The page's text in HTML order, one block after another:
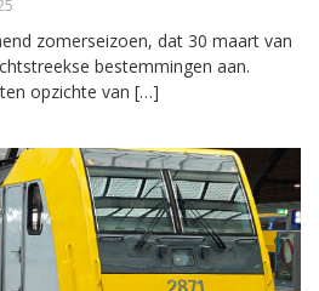
zomerseizoen, dat 30 maart van
bestemmingen aan.
opzichte van […]